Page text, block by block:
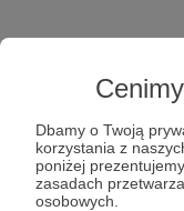
Dbamy o Twoją
korzystania z
poniżej
zasadach
osobowych.
Post